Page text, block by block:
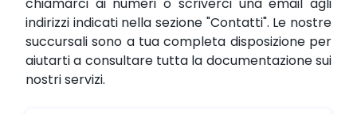
indirizzi indicati nella sezione "Contatti". Le nostre
succursali sono a tua completa disposizione per
aiutarti a consultare tutta la documentazione sui
nostri servizi.